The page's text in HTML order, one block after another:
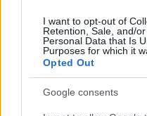
I want to opt-out of
Retention, Sale, and/
Personal Data that Is
Purposes for which it
Opted Out
Google consents
Videó: